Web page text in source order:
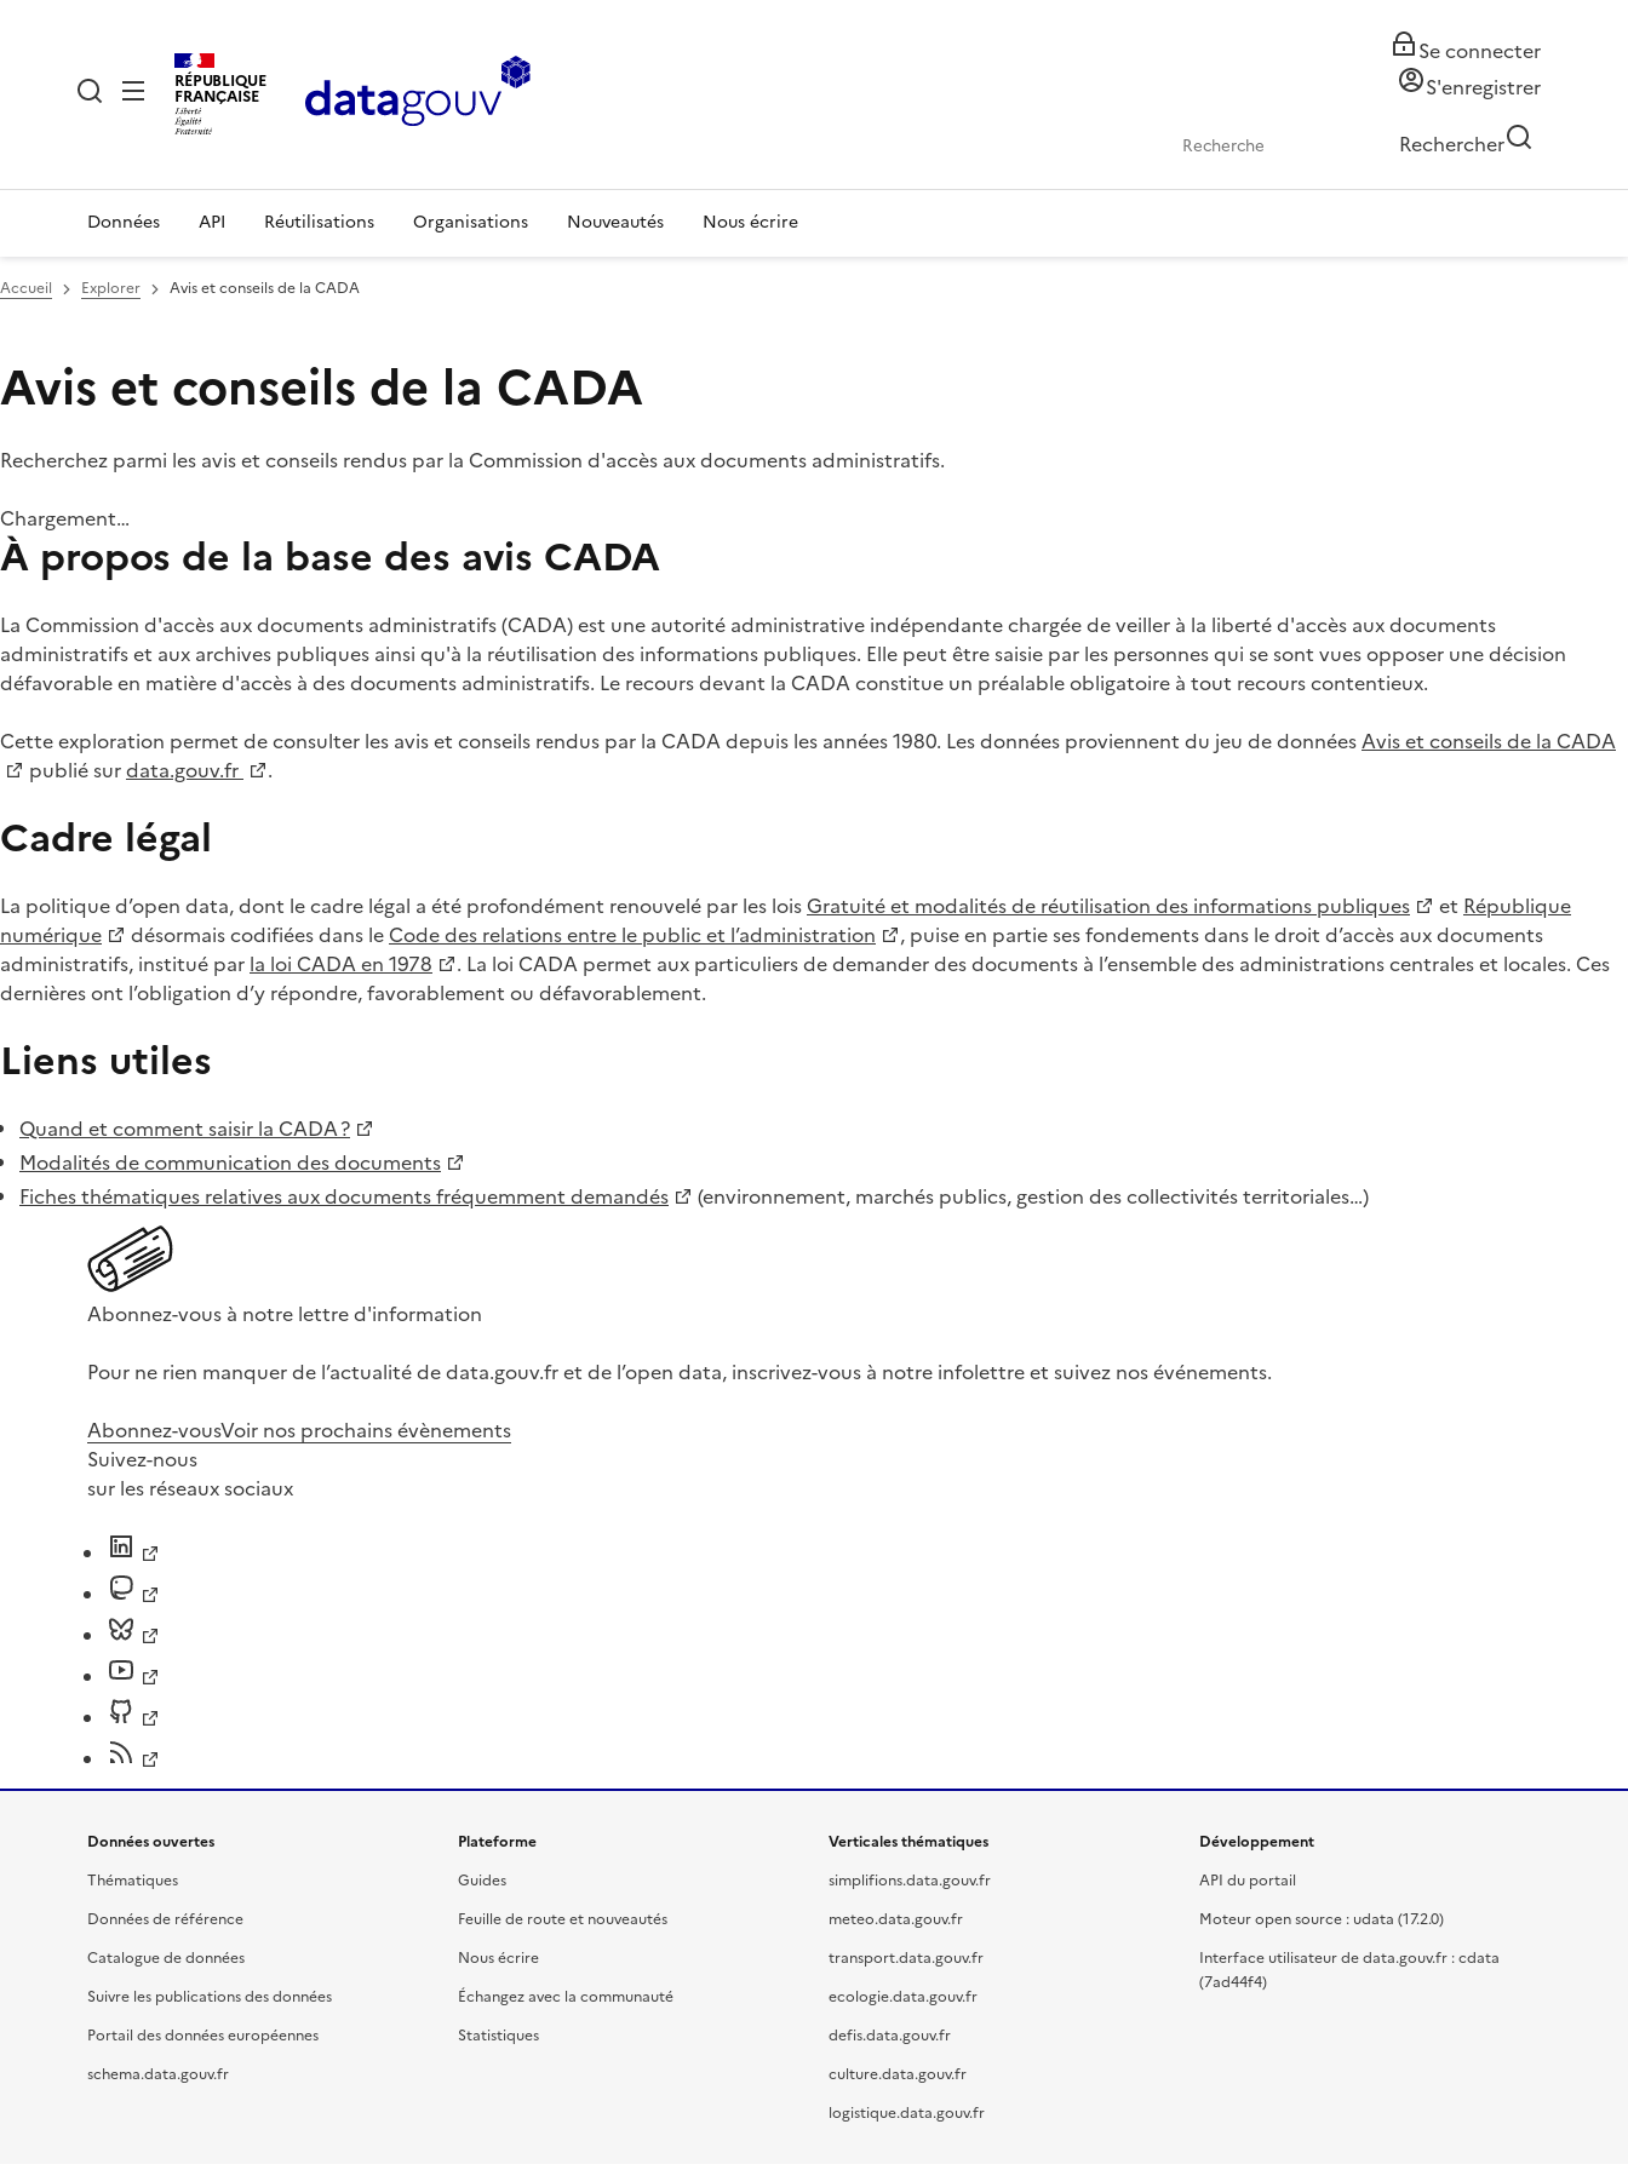
RÉPUBLIQUE
FRANÇAISE
Se connecter
S'enregistrer
Rechercher
Données API Réutilisations Organisations Nouveautés Nous écrire
Accueil Explorer Avis et conseils de la CADA
Avis et conseils de la CADA
Recherchez parmi les avis et conseils rendus par la Commission d'accès aux documents administratifs.
Chargement…
À propos de la base des avis CADA
La Commission d'accès aux documents administratifs (CADA) est une autorité administrative indépendante chargée de veiller à la liberté d'accès aux documents
administratifs et aux archives publiques ainsi qu'à la réutilisation des informations publiques. Elle peut être saisie par les personnes qui se sont vues opposer une décision
défavorable en matière d'accès à des documents administratifs. Le recours devant la CADA constitue un préalable obligatoire à tout recours contentieux.
Cette exploration permet de consulter les avis et conseils rendus par la CADA depuis les années 1980. Les données proviennent du jeu de donnéesAvis et conseils de la CADA
publié surdata.gouv.fr .
Cadre légal
La politique d’open data, dont le cadre légal a été profondément renouvelé par les loisGratuité et modalités de réutilisation des informations publiques et République
numérique
désormais codifiées dans le Code des relations entre le public et l’administration
, puise en partie ses fondements dans le droit d’accès aux documents
administratifs, institué par la loi CADA en 1978
. La loi CADA permet aux particuliers de demander des documents à l’ensemble des administrations centrales et locales. Ces
dernières ont l’obligation d’y répondre, favorablement ou défavorablement.
Liens utiles
Quand et comment saisir la CADA ?
Modalités de communication des documents
Fiches thématiques relatives aux documents fréquemment demandés
(environnement, marchés publics, gestion des collectivités territoriales…)
Abonnez-vous à notre lettre d'information
Pour ne rien manquer de l’actualité de data.gouv.fr et de l’open data, inscrivez-vous à notre infolettre et suivez nos événements.
Abonnez-vousVoir nos prochains évènements
Suivez-nous
sur les réseaux sociaux
Données ouvertes
Thématiques
Données de référence
Catalogue de données
Suivre les publications des données
Portail des données européennes
schema.data.gouv.fr
Plateforme
Guides
Feuille de route et nouveautés
Nous écrire
Échangez avec la communauté
Statistiques
Verticales thématiques
simplifions.data.gouv.fr
meteo.data.gouv.fr
transport.data.gouv.fr
ecologie.data.gouv.fr
defis.data.gouv.fr
culture.data.gouv.fr
logistique.data.gouv.fr
Développement
API du portail
Moteur open source : udata (17.2.0)
Interface utilisateur de data.gouv.fr : cdata
(7ad44f4)